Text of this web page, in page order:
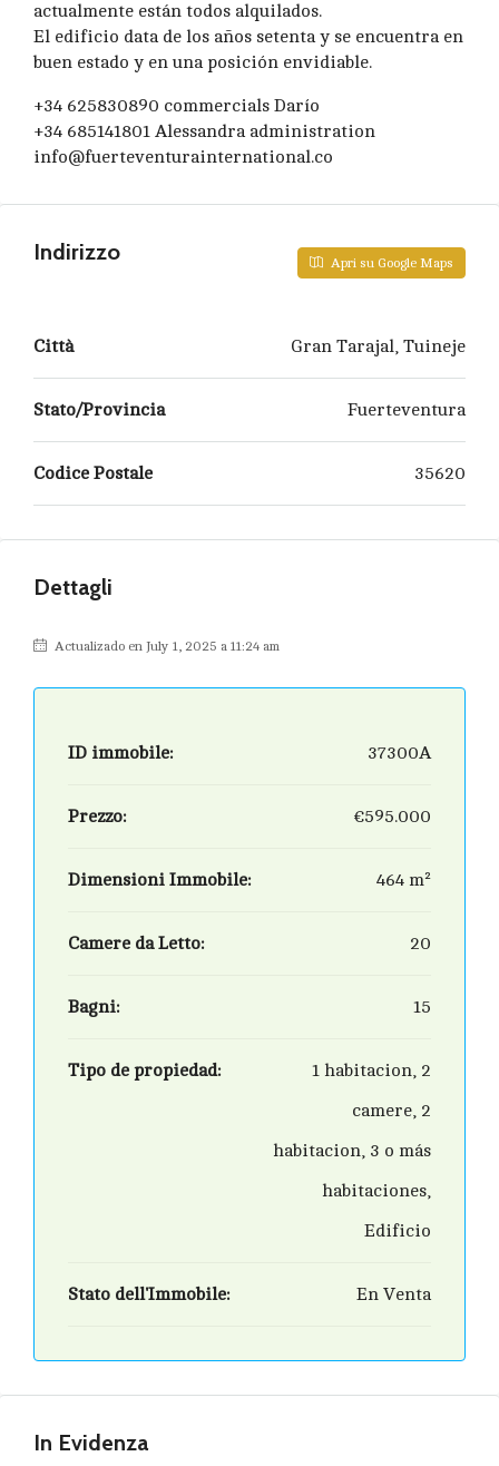
actualmente están todos alquilados.
El edificio data de los años setenta y se encuentra en
buen estado y en una posición envidiable.
+34 625830890 commercials Darío
+34 685141801 Alessandra administration
info@fuerteventurainternational.co
Indirizzo Apri su Google Maps
Città Gran Tarajal, Tuineje
Stato/Provincia Fuerteventura
Codice Postale 35620
Dettagli
Actualizado en July 1, 2025 a 11:24 am
ID immobile: 37300A
Prezzo: €595.000
Dimensioni Immobile: 464 m²
Camere da Letto: 20
Bagni: 15
Tipo de propiedad:
1 habitacion, 2
camere, 2
habitacion, 3 o más
habitaciones,
Edificio
Stato dell'Immobile: En Venta
In Evidenza